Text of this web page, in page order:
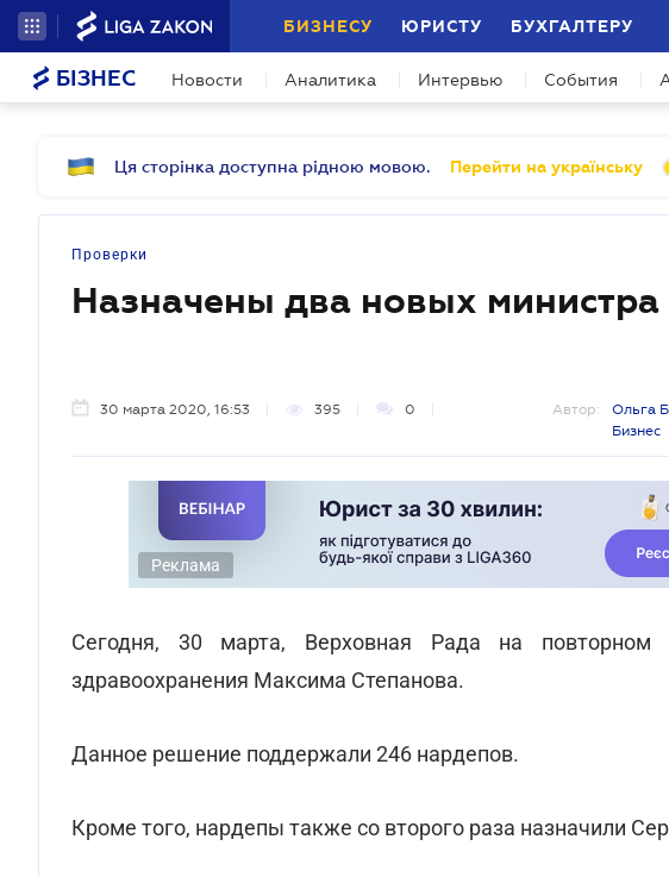
БИЗНЕСУ ЮРИСТУ БУХГАЛТЕРУ
БІЗНЕС Новости Аналитика Интервью События
Ця сторінка доступна рідною мовою. Перейти на українську
Проверки
Назначены два новых министра
30 марта 2020, 16:53 395 0 Автор:
Ольга
Бизнес
Реклама
Сегодня, 30 марта, Верховная Рада на повторном
здравоохранения Максима Степанова.
Данное решение поддержали 246 нардепов.
Кроме того, нардепы также со второго раза назначили